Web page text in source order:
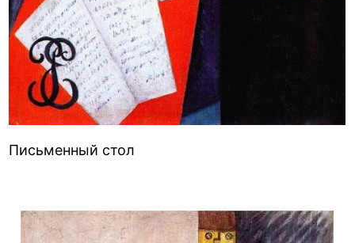
Письменный стол